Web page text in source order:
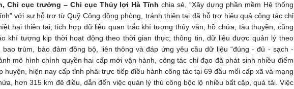
Chi cục trưởng – Chi cục Thủy lợi Hà Tĩnhchia sẻ, “Xây dựng phần mềm Hệ thống
với sự hỗ trợ từ Quỹ Cộng đồng phòng, tránh thiên tai đã hỗ trợ hiệu quả công tác chỉ
hại thiên tai; tích hợp dữ liệu quan trắc khí tượng thủy văn, hồ chứa, tàu thuyền, cũng
khí tượng kịp thời hoạt động theo thời gian thực; thông tin, dữ liệu được quản lý theo
trùm, bảo đảm đồng bộ, liên thông và đáp ứng yêu cầu dữ liệu “đúng - đủ - sạch -
mô hình chính quyền hai cấp mới vận hành, công tác chỉ đạo đã phát sinh nhiều điểm
huyện, hiện nay cấp tỉnh phải trực tiếp điều hành công tác tại 69 đầu mối cấp xã và mạng
hơn 315 km đê điều, dẫn đến việc quản lý thủ công bộc lộ nhiều bất cập, quá tải. Việc